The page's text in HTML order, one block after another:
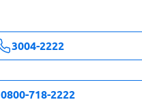
3004-2222
0800-718-2222